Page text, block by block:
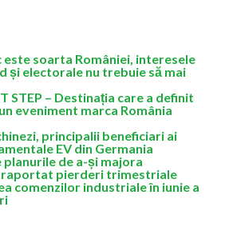
este soarta României, interesele
și electorale nu trebuie să mai
STEP – Destinația care a definit
eveniment marca România
principalii beneficiari ai
EV din Germania
planurile de a-și majora
raportat pierderi trimestriale
comenzilor industriale în iunie a